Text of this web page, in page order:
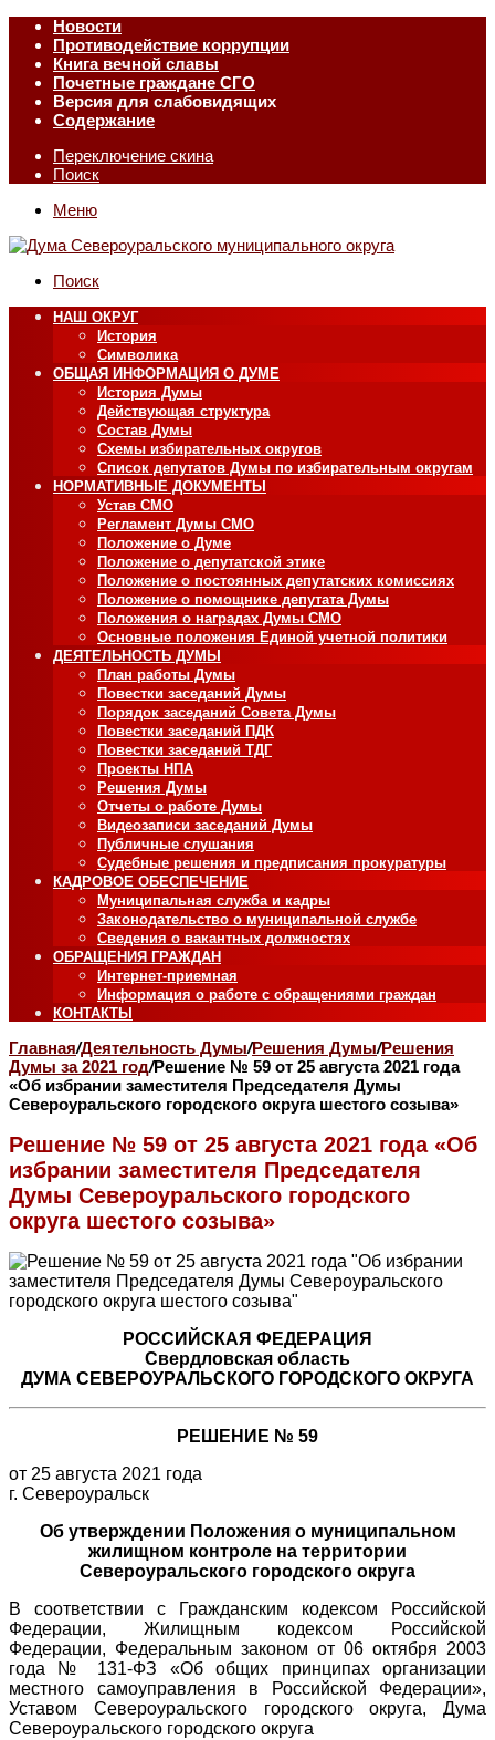
Новости
Противодействие коррупции
Книга вечной славы
Почетные граждане СГО
Версия для слабовидящих
Содержание
Переключение скина
Поиск
Меню
Поиск
НАШ ОКРУГ
История
Символика
ОБЩАЯ ИНФОРМАЦИЯ О ДУМЕ
История Думы
Действующая структура
Состав Думы
Схемы избирательных округов
Список депутатов Думы по избирательным округам
НОРМАТИВНЫЕ ДОКУМЕНТЫ
Устав СМО
Регламент Думы СМО
Положение о Думе
Положение о депутатской этике
Положение о постоянных депутатских комиссиях
Положение о помощнике депутата Думы
Положения о наградах Думы СМО
Основные положения Единой учетной политики
ДЕЯТЕЛЬНОСТЬ ДУМЫ
План работы Думы
Повестки заседаний Думы
Порядок заседаний Совета Думы
Повестки заседаний ПДК
Повестки заседаний ТДГ
Проекты НПА
Решения Думы
Отчеты о работе Думы
Видеозаписи заседаний Думы
Публичные слушания
Судебные решения и предписания прокуратуры
КАДРОВОЕ ОБЕСПЕЧЕНИЕ
Муниципальная служба и кадры
Законодательство о муниципальной службе
Сведения о вакантных должностях
ОБРАЩЕНИЯ ГРАЖДАН
Интернет-приемная
Информация о работе с обращениями граждан
КОНТАКТЫ
Главная/Деятельность Думы/Решения Думы/Решения
Думы за 2021 год/Решение № 59 от 25 августа 2021 года
«Об избрании заместителя Председателя Думы
Североуральского городского округа шестого созыва»
Решение № 59 от 25 августа 2021 года «Об
избрании заместителя Председателя
Думы Североуральского городского
округа шестого созыва»
РОССИЙСКАЯ ФЕДЕРАЦИЯ
Свердловская область
ДУМА СЕВЕРОУРАЛЬСКОГО ГОРОДСКОГО ОКРУГА
РЕШЕНИЕ № 59
от 25 августа 2021 года
г. Североуральск
Об утверждении Положения о муниципальном
жилищном контроле на территории
Североуральского городского округа
В соответствии с Гражданским кодексом Российской
Федерации, Жилищным кодексом Российской
Федерации, Федеральным законом от 06 октября 2003
года № 131-ФЗ «Об общих принципах организации
местного самоуправления в Российской Федерации»,
Уставом Североуральского городского округа, Дума
Североуральского городского округа